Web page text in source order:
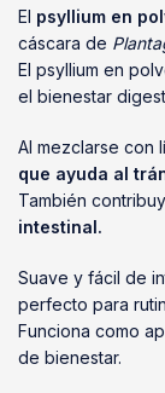
El psyllium en
cáscara de
El psyllium en
el bienestar
Al mezclarse con
que ayuda al
También
intestinal.
Suave y fácil de
perfecto para
Funciona como
de bienestar.